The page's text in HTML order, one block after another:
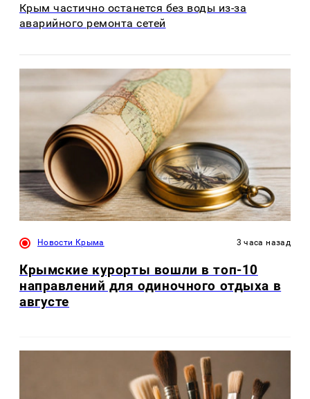
Крым частично останется без воды из-за
аварийного ремонта сетей
Новости Крыма 3 часа назад
Крымские курорты вошли в топ-10
направлений для одиночного отдыха в
августе